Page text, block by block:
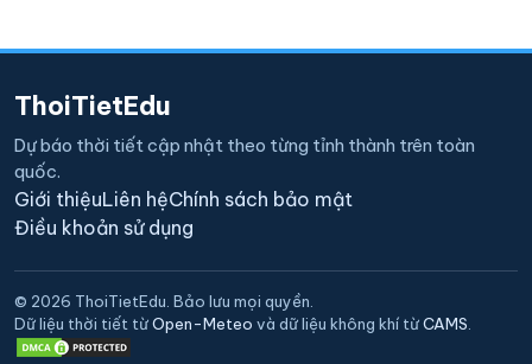
Xã Tráng Việt
Xã Văn Khê
ThoiTietEdu
Dự báo thời tiết cập nhật theo từng tỉnh thành trên toàn
quốc.
Giới thiệuLiên hệChính sách bảo mật
Điều khoản sử dụng
© 2026 ThoiTietEdu. Bảo lưu mọi quyền.
Dữ liệu thời tiết từOpen-Meteo và dữ liệu không khí từCAMS